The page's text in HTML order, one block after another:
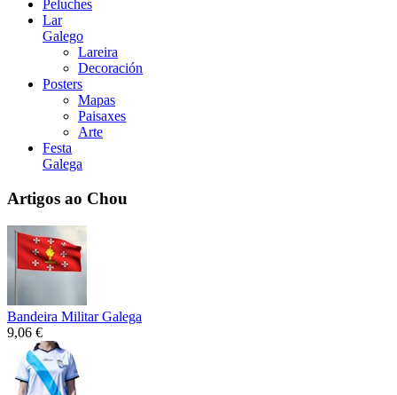
Peluches
Lar
Galego
Lareira
Decoración
Posters
Mapas
Paisaxes
Arte
Festa
Galega
Artigos ao Chou
Bandeira Militar Galega
9,06 €